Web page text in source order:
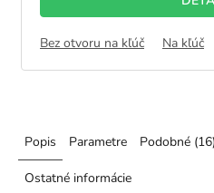
Bez otvoru na kľúč Na kľúč
Popis Parametre Podobné (16)
Ostatné informácie